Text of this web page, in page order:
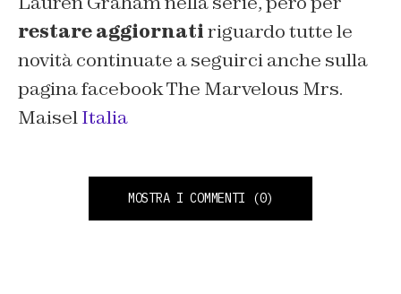
restare aggiornatiriguardo tutte le
novità continuate a seguirci anche sulla
pagina facebook The Marvelous Mrs.
MaiselItalia
MOSTRA I COMMENTI (0)